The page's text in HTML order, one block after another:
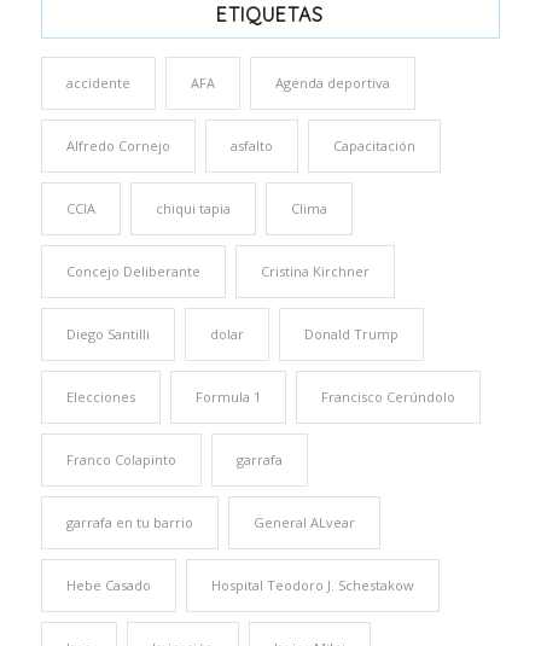
ETIQUETAS
accidente AFA Agenda deportiva
Alfredo Cornejo asfalto Capacitación
CCIA chiqui tapia Clima
Concejo Deliberante Cristina Kirchner
Diego Santilli dolar Donald Trump
Elecciones Formula 1 Francisco Cerúndolo
Franco Colapinto garrafa
garrafa en tu barrio General ALvear
Hebe Casado Hospital Teodoro J. Schestakow